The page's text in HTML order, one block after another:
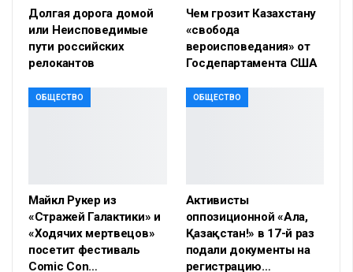
Долгая дорога домой
или Неисповедимые
пути российских
релокантов
Чем грозит Казахстану
«свобода
вероисповедания» от
Госдепартамента США
ОБЩЕСТВО
Майкл Рукер из
«Стражей Галактики» и
«Ходячих мертвецов»
посетит фестиваль
Comic Con…
ОБЩЕСТВО
Активисты
оппозиционной «Алға,
Қазақстан!» в 17-й раз
подали документы на
регистрацию…